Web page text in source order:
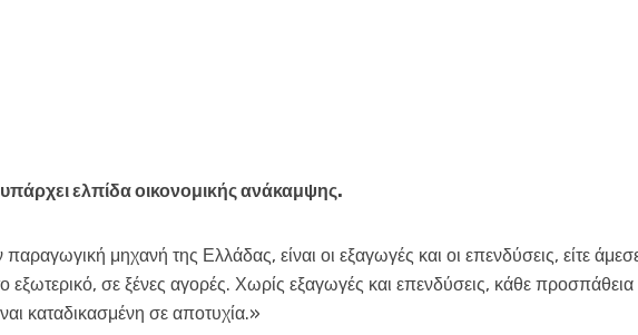
ελπίδα οικονομικής ανάκαμψης.
μηχανή της Ελλάδας, είναι οι εξαγωγές και οι επενδύσεις, είτε
σε ξένες αγορές. Χωρίς εξαγωγές και επενδύσεις, κάθε προσπάθεια
καταδικασμένη σε αποτυχία.»